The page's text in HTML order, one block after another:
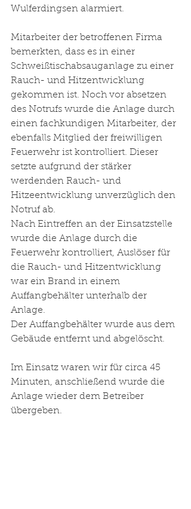
Wulferdingsen alarmiert.
Mitarbeiter der betroffenen Firma
bemerkten, dass es in einer
Schweißtischabsauganlage zu einer
Rauch- und Hitzentwicklung
gekommen ist. Noch vor absetzen
des Notrufs wurde die Anlage durch
einen fachkundigen Mitarbeiter, der
ebenfalls Mitglied der freiwilligen
Feuerwehr ist kontrolliert. Dieser
setzte aufgrund der stärker
werdenden Rauch- und
Hitzeentwicklung unverzüglich den
Notruf ab.
Nach Eintreffen an der Einsatzstelle
wurde die Anlage durch die
Feuerwehr kontrolliert, Auslöser für
die Rauch- und Hitzentwicklung
war ein Brand in einem
Auffangbehälter unterhalb der
Anlage.
Der Auffangbehälter wurde aus dem
Gebäude entfernt und abgelöscht.
Im Einsatz waren wir für circa 45
Minuten, anschließend wurde die
Anlage wieder dem Betreiber
übergeben.